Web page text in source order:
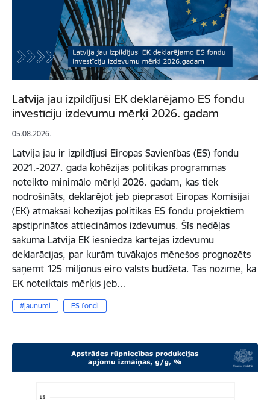
Latvija jau izpildījusi EK deklarējamo ES fondu
investīciju izdevumu mērķi 2026. gadam
05.08.2026.
Latvija jau ir izpildījusi Eiropas Savienības (ES) fondu
2021.-2027. gada kohēzijas politikas programmas
noteikto minimālo mērķi 2026. gadam, kas tiek
nodrošināts, deklarējot jeb pieprasot Eiropas Komisijai
(EK) atmaksai kohēzijas politikas ES fondu projektiem
apstiprinātos attiecināmos izdevumus. Šīs nedēļas
sākumā Latvija EK iesniedza kārtējās izdevumu
deklarācijas, par kurām tuvākajos mēnešos prognozēts
saņemt 125 miljonus eiro valsts budžetā. Tas nozīmē, ka
EK noteiktais mērķis jeb…
#jaunumi ES fondi